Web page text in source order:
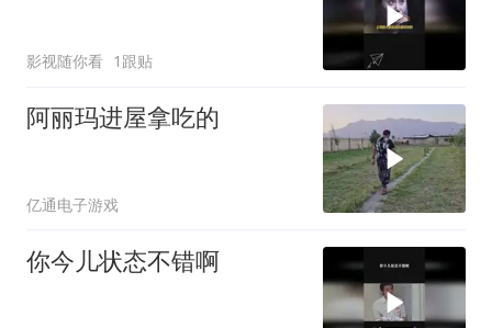
影视随你看 1跟贴
阿丽玛进屋拿吃的
亿通电子游戏
你今儿状态不错啊